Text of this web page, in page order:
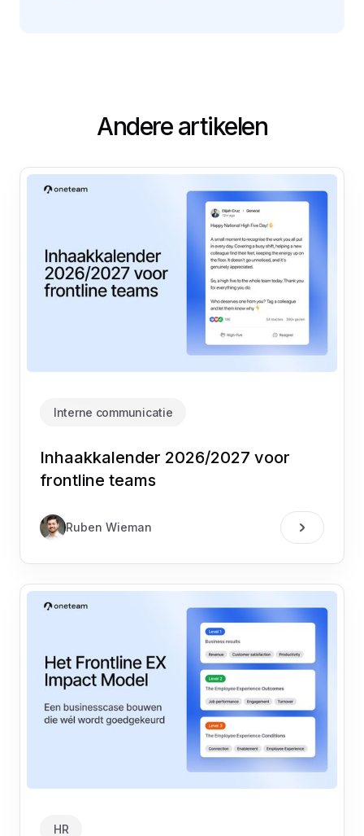
Andere artikelen
Interne communicatie
Inhaakkalender 2026/2027 voor
frontline teams
Ruben Wieman
HR